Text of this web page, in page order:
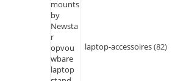
laptop-accessoires 82